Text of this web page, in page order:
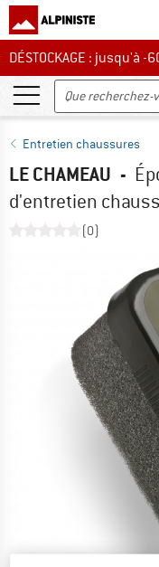
DÉSTOCKAGE : jusqu'à -60
DÉSTOCKAGE : jusqu'à -
Entretien chaussures
LE CHAMEAU -
d'entretien
(0)